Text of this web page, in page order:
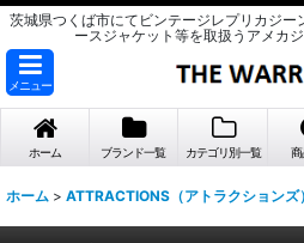
茨城県つくば市にてビンテージレプリカジ
ースジャケット等を取扱うアメカ
メニュー
ホーム ブランド一覧 カテゴリ別一覧 商
ホーム > ATTRACTIONS（アトラクションズ）